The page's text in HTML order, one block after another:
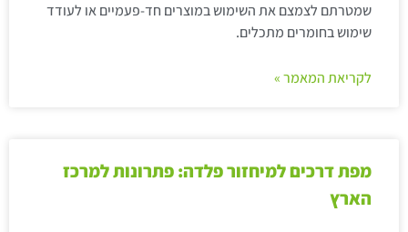
שמטרתם לצמצם את השימוש במוצרים חד-פעמיים או לעודד
שימוש בחומרים מתכלים.
לקריאת המאמר »
מפת דרכים למיחזור פלדה: פתרונות למרכז
הארץ